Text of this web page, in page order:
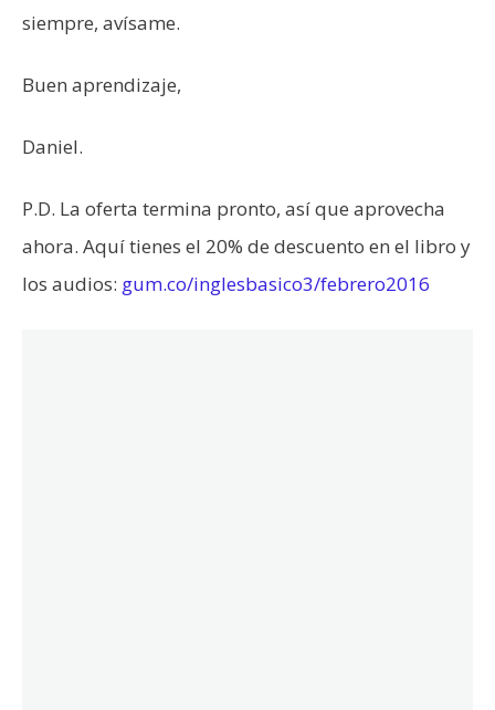
siempre, avísame.
Buen aprendizaje,
Daniel.
P.D. La oferta termina pronto, así que aprovecha
ahora. Aquí tienes el 20% de descuento en el libro y
los audios: gum.co/inglesbasico3/febrero2016